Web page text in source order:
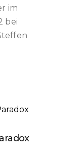
im
bei